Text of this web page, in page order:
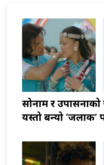
सोनाम र उपासनाको
यस्तो बन्यो ‘जलाकी’